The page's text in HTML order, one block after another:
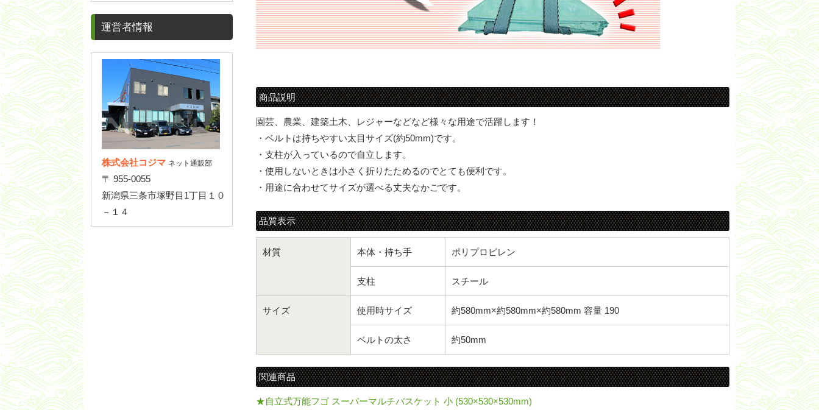
商品説明
園芸、農業、建築土木、レジャーなどなど様々な用途で活躍します！
・ベルトは持ちやすい太目サイズ(約50mm)です。
・支柱が入っているので自立します。
・使用しないときは小さく折りたためるのでとても便利です。
・用途に合わせてサイズが選べる丈夫なかごです。
品質表示
材質 本体・持ち手 ポリプロピレン
支柱 スチール
サイズ 使用時サイズ 約580mm×約580mm×約580mm 容量 190
ベルトの太さ 約50mm
関連商品
★自立式万能フゴ スーパーマルチバスケット 小 (530×530×530mm)
運営者情報
株式会社コジマ ネット通販部
〒 955-0055
新潟県三条市塚野目1丁目１０
－１４